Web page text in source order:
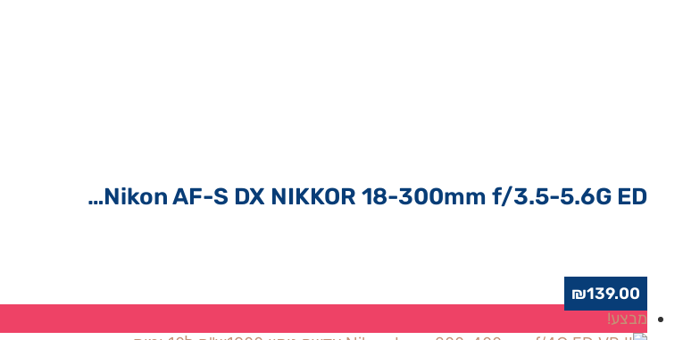
Nikon AF-S DX NIKKOR 18-300mm f/3.5-5.6G ED…
₪139.00
מבצע!